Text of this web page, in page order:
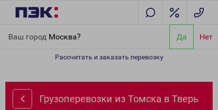
Ваш город Москва? Да Нет
Рассчитать и заказать перевозку
Грузоперевозки из Томска в Тверь